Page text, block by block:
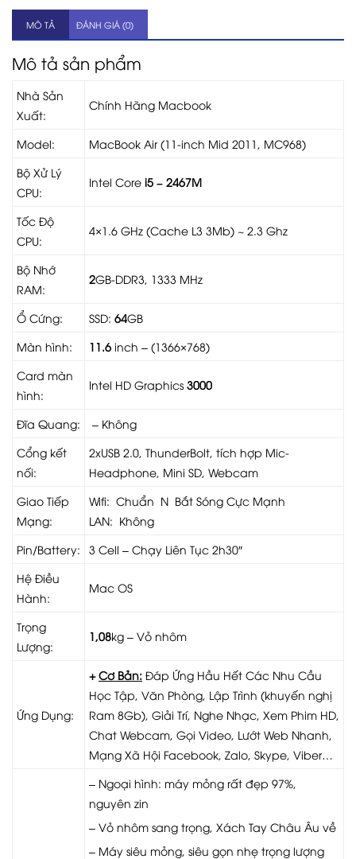
MÔ TẢ ĐÁNH GIÁ (0)
Mô tả sản phẩm
Nhà Sản
Xuất:
Chính Hãng Macbook
Model:
MacBook Air (11-inch Mid 2011, MC968)
Bộ Xử Lý
CPU:
Intel Core i5 – 2467M
Tốc Độ
CPU:
4×1.6 GHz (Cache L3 3Mb) ~ 2.3 Ghz
Bộ Nhớ
RAM:
2GB-DDR3, 1333 MHz
Ổ Cứng: SSD: 64GB
Màn hình:
11.6 inch – (1366×768)
Card màn
hình:
Intel HD Graphics 3000
Đĩa Quang:
– Không
Cổng kết
nối:
2xUSB 2.0, ThunderBolt, tích hợp Mic-
Headphone, Mini SD, Webcam
Giao Tiếp
Mạng:
Wifi: Chuẩn N Bắt Sóng Cực Mạnh
LAN: Không
Pin/Battery:
3 Cell – Chạy Liên Tục 2h30″
Hệ Điều
Hành:
Mac OS
Trọng
Lượng:
1,08kg – Vỏ nhôm
Ứng Dụng:
+Cơ Bản: Đáp Ứng Hầu Hết Các Nhu Cầu
Học Tập, Văn Phòng, Lập Trình (khuyến nghị
Ram 8Gb), Giải Trí, Nghe Nhạc, Xem Phim HD,
Chat Webcam, Gọi Video, Lướt Web Nhanh,
Mạng Xã Hội Facebook, Zalo, Skype, Viber…
– Ngoại hình: máy mỏng rất đẹp 97%,
nguyên zin
– Vỏ nhôm sang trọng, Xách Tay Châu Âu về
– Máy siêu mỏng, siêu gọn nhẹ trọng lượng